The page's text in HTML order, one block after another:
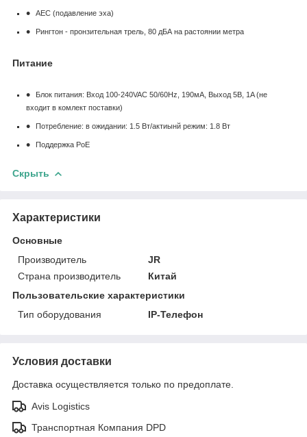
AEC (подавление эха)
Рингтон - пронзительная трель, 80 дБА на растоянии метра
Питание
Блок питания: Вход 100-240VAC 50/60Hz, 190мА, Выход 5В, 1A (не
входит в комлект поставки)
Потребление: в ожидании: 1.5 Вт/актиынй режим: 1.8 Вт
Поддержка PoE
Скрыть
Характеристики
Основные
Производитель
JR
Страна производитель
Китай
Пользовательские характеристики
Тип оборудования
IP-Телефон
Условия доставки
Доставка осуществляется только по предоплате.
Avis Logistics
Транспортная Компания DPD